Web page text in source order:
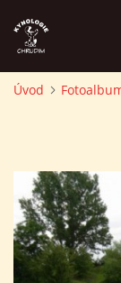
ZÁVODY A
PSÍ AKADEMIE
Úvod